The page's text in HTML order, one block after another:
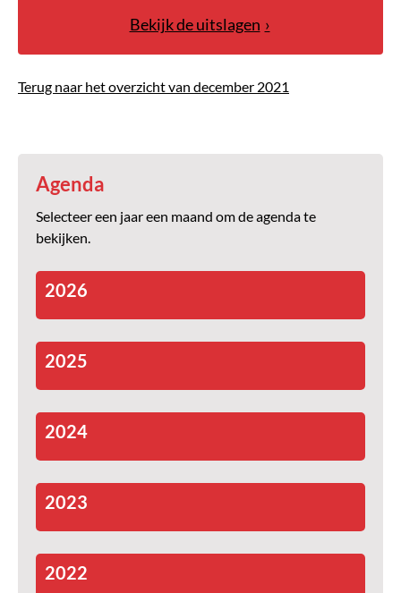
Bekijk de uitslagen
Terug naar het overzicht van december 2021
Agenda
Selecteer een jaar een maand om de agenda te
bekijken.
2026
2025
2024
2023
2022